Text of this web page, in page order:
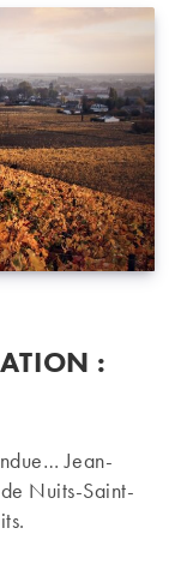
:
Jean-
Nuits-Saint-
Nuits Saint-Georges